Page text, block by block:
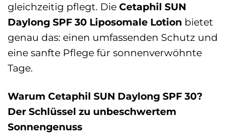
gleichzeitig pflegt. Die Cetaphil SUN
Daylong SPF 30 Liposomale Lotion bietet
genau das: einen umfassenden Schutz und
eine sanfte Pflege für sonnenverwöhnte
Tage.
Warum Cetaphil SUN Daylong SPF 30?
Der Schlüssel zu unbeschwertem
Sonnengenuss